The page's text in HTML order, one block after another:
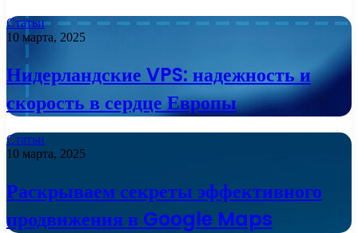
Статьи
10 марта, 2025
Нидерландские VPS: надежность и
скорость в сердце Европы
Статьи
10 марта, 2025
Раскрываем секреты эффективного
продвижения в Google Maps